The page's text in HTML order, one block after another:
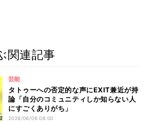
関連記事
芸能
タトゥーへの否定的な声にEXIT兼近が持
論「自分のコミュニティしか知らない人
にすごくありがち」
2026/06/06 08:00